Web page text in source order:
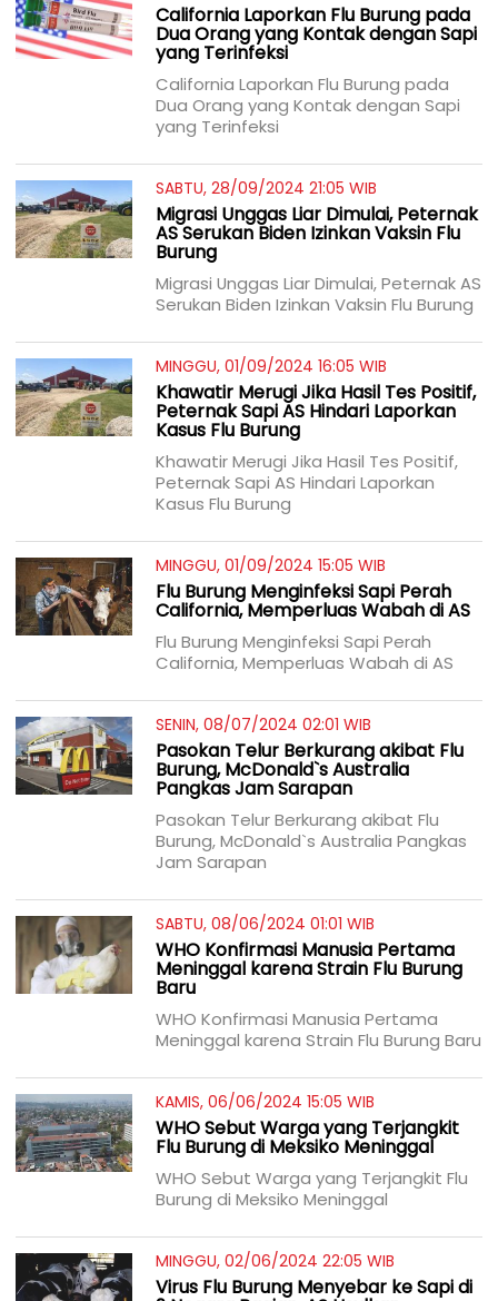
California Laporkan Flu Burung pada
Dua Orang yang Kontak dengan Sapi
yang Terinfeksi
California Laporkan Flu Burung pada
Dua Orang yang Kontak dengan Sapi
yang Terinfeksi
SABTU, 28/09/2024 21:05 WIB
Migrasi Unggas Liar Dimulai, Peternak
AS Serukan Biden Izinkan Vaksin Flu
Burung
Migrasi Unggas Liar Dimulai, Peternak AS
Serukan Biden Izinkan Vaksin Flu Burung
MINGGU, 01/09/2024 16:05 WIB
Khawatir Merugi Jika Hasil Tes Positif,
Peternak Sapi AS Hindari Laporkan
Kasus Flu Burung
Khawatir Merugi Jika Hasil Tes Positif,
Peternak Sapi AS Hindari Laporkan
Kasus Flu Burung
MINGGU, 01/09/2024 15:05 WIB
Flu Burung Menginfeksi Sapi Perah
California, Memperluas Wabah di AS
Flu Burung Menginfeksi Sapi Perah
California, Memperluas Wabah di AS
SENIN, 08/07/2024 02:01 WIB
Pasokan Telur Berkurang akibat Flu
Burung, McDonald`s Australia
Pangkas Jam Sarapan
Pasokan Telur Berkurang akibat Flu
Burung, McDonald`s Australia Pangkas
Jam Sarapan
SABTU, 08/06/2024 01:01 WIB
WHO Konfirmasi Manusia Pertama
Meninggal karena Strain Flu Burung
Baru
WHO Konfirmasi Manusia Pertama
Meninggal karena Strain Flu Burung Baru
KAMIS, 06/06/2024 15:05 WIB
WHO Sebut Warga yang Terjangkit
Flu Burung di Meksiko Meninggal
WHO Sebut Warga yang Terjangkit Flu
Burung di Meksiko Meninggal
MINGGU, 02/06/2024 22:05 WIB
Virus Flu Burung Menyebar ke Sapi di